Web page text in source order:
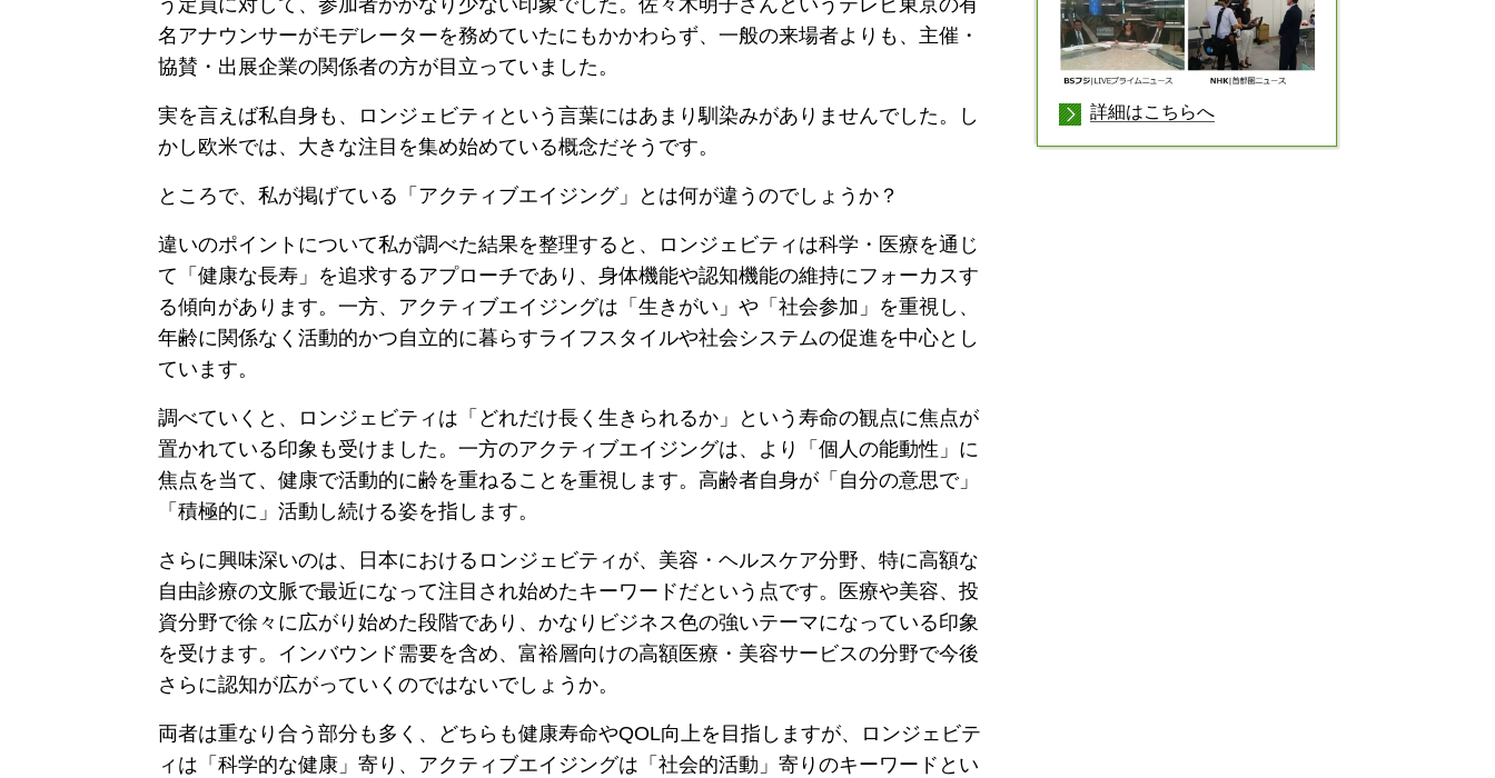
う定員に対して、参加者がかなり少ない印象でした。佐々木明子さんというテレビ東京の有
名アナウンサーがモデレーターを務めていたにもかかわらず、一般の来場者よりも、主催・
協賛・出展企業の関係者の方が目立っていました。
実を言えば私自身も、ロンジェビティという言葉にはあまり馴染みがありませんでした。し
かし欧米では、大きな注目を集め始めている概念だそうです。
ところで、私が掲げている「アクティブエイジング」とは何が違うのでしょうか？
違いのポイントについて私が調べた結果を整理すると、ロンジェビティは科学・医療を通じ
て「健康な長寿」を追求するアプローチであり、身体機能や認知機能の維持にフォーカスす
る傾向があります。一方、アクティブエイジングは「生きがい」や「社会参加」を重視し、
年齢に関係なく活動的かつ自立的に暮らすライフスタイルや社会システムの促進を中心とし
ています。
調べていくと、ロンジェビティは「どれだけ長く生きられるか」という寿命の観点に焦点が
置かれている印象も受けました。一方のアクティブエイジングは、より「個人の能動性」に
焦点を当て、健康で活動的に齢を重ねることを重視します。高齢者自身が「自分の意思で」
「積極的に」活動し続ける姿を指します。
さらに興味深いのは、日本におけるロンジェビティが、美容・ヘルスケア分野、特に高額な
自由診療の文脈で最近になって注目され始めたキーワードだという点です。医療や美容、投
資分野で徐々に広がり始めた段階であり、かなりビジネス色の強いテーマになっている印象
を受けます。インバウンド需要を含め、富裕層向けの高額医療・美容サービスの分野で今後
さらに認知が広がっていくのではないでしょうか。
両者は重なり合う部分も多く、どちらも健康寿命やQOL向上を目指しますが、ロンジェビテ
ィは「科学的な健康」寄り、アクティブエイジングは「社会的活動」寄りのキーワードとい
詳細はこちらへ